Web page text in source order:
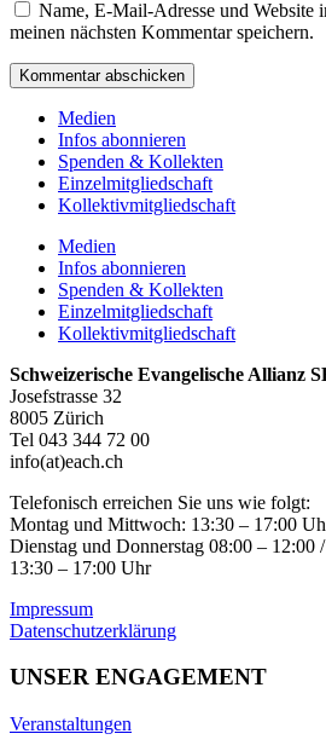
Name, E-Mail-Adresse und Website
meinen nächsten Kommentar speichern.
Medien
Infos abonnieren
Spenden & Kollekten
Einzelmitgliedschaft
Kollektivmitgliedschaft
Medien
Infos abonnieren
Spenden & Kollekten
Einzelmitgliedschaft
Kollektivmitgliedschaft
Schweizerische Evangelische Allianz
Josefstrasse 32
8005 Zürich
Tel 043 344 72 00
info(at)each.ch
Telefonisch erreichen Sie uns wie folgt:
Montag und Mittwoch: 13:30 – 17:00
Dienstag und Donnerstag 08:00 – 12:00 /
13:30 – 17:00 Uhr
Impressum
Datenschutzerklärung
UNSER ENGAGEMENT
Veranstaltungen